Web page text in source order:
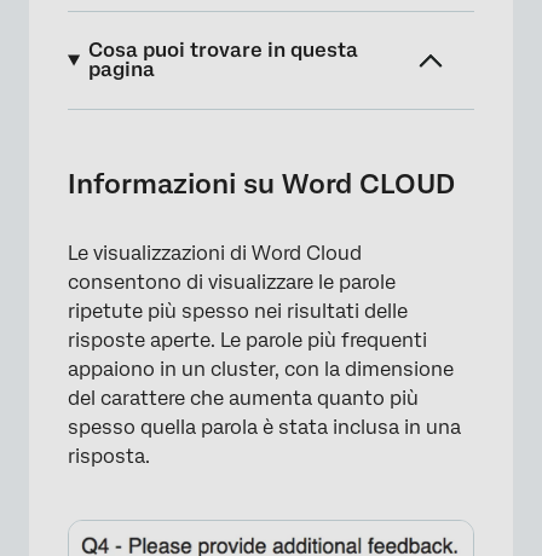
Cosa puoi trovare in questa
pagina
Opzioni di personalizzazione
Tipi di Rapporti
Informazioni su Word CLOUD
Le visualizzazioni di Word Cloud
consentono di visualizzare le parole
ripetute più spesso nei risultati delle
risposte aperte. Le parole più frequenti
appaiono in un cluster, con la dimensione
del carattere che aumenta quanto più
spesso quella parola è stata inclusa in una
risposta.